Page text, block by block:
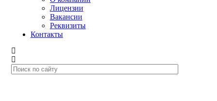
Лицензии
Вакансии
Реквизиты
Контакты